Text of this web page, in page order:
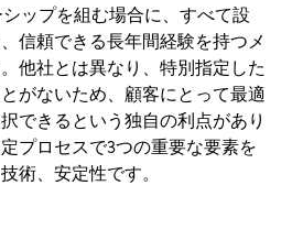
ップを組む場合に、すべて設
信頼できる長年間経験を持つメ
他社とは異なり、特別指定した
がないため、顧客にとって最適
できるという独自の利点があり
プロセスで3つの重要な要素を
術、安定性です。